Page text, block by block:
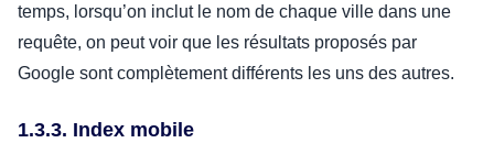
temps, lorsqu’on inclut le nom de chaque ville dans une
requête, on peut voir que les résultats proposés par
Google sont complètement différents les uns des autres.
1.3.3. Index mobile